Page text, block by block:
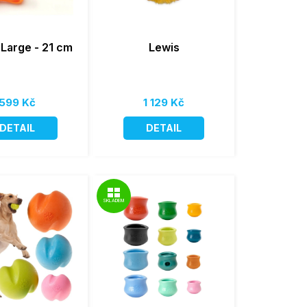
- 21 cm
Kč
DETAIL
Lewis
1 129 Kč
DETAIL
SKLADEM